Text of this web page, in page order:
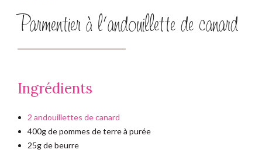
Parmentier à l’andouillette de canard
Ingrédients
2 andouillettes de canard
400g de pommes de terre à purée
25g de beurre